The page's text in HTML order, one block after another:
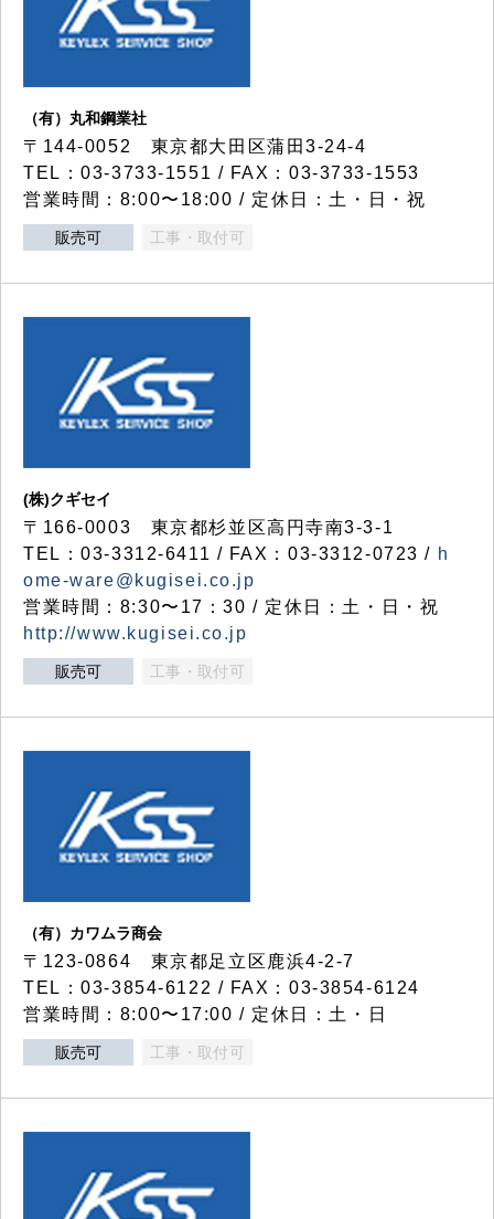
（有）丸和鋼業社
〒144-0052 東京都大田区蒲田3-24-4
TEL：03-3733-1551 / FAX：03-3733-1553
営業時間：8:00〜18:00 / 定休日：土・日・祝
販売可 工事・取付可
(株)クギセイ
〒166-0003 東京都杉並区高円寺南3-3-1
TEL：03-3312-6411 / FAX：03-3312-0723 / h
ome-ware@kugisei.co.jp
営業時間：8:30〜17：30 / 定休日：土・日・祝
http://www.kugisei.co.jp
販売可 工事・取付可
（有）カワムラ商会
〒123-0864 東京都足立区鹿浜4-2-7
TEL：03-3854-6122 / FAX：03-3854-6124
営業時間：8:00〜17:00 / 定休日：土・日
販売可 工事・取付可